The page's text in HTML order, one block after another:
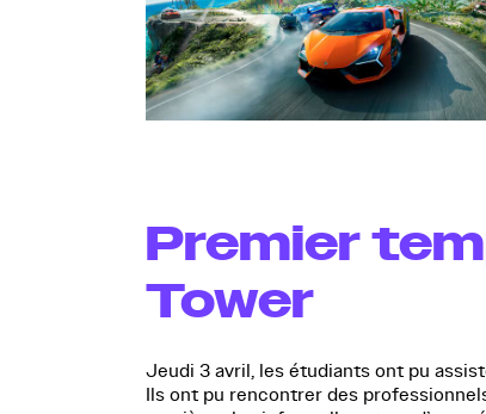
Premier
Tower
Jeudi 3 avril, les étudiants ont pu
Ils ont pu rencontrer des